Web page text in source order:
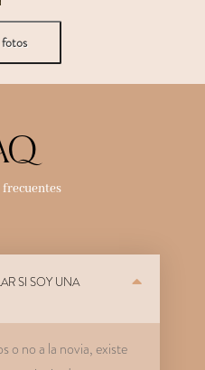
SI SOY UNA
o no a la novia, existe